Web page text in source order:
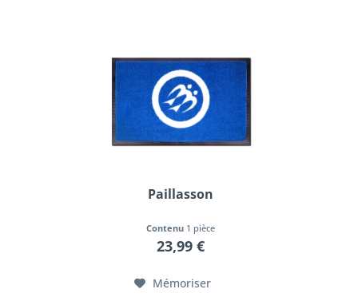
Paillasson
Contenu 1 pièce
23,99 €
Mémoriser